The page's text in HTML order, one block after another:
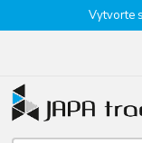
Vytvorte